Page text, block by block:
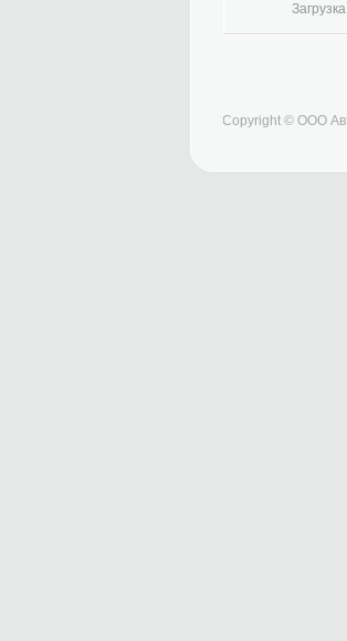
Copyright © ООО